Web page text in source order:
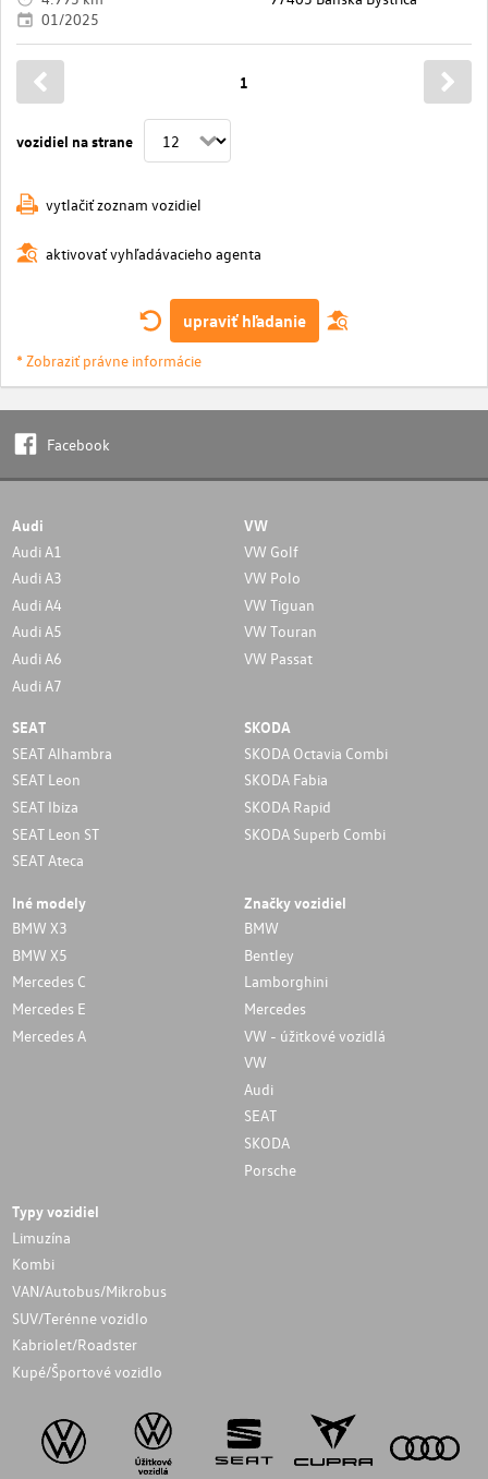
01/2025
vozidiel na strane
1
vytlačiť zoznam vozidiel
aktivovať vyhľadávacieho agenta
upraviť hľadanie
* Zobraziť právne informácie
Facebook
Audi
Audi A1
Audi A3
Audi A4
Audi A5
Audi A6
Audi A7
VW
VW Golf
VW Polo
VW Tiguan
VW Touran
VW Passat
SEAT
SEAT Alhambra
SEAT Leon
SEAT Ibiza
SEAT Leon ST
SEAT Ateca
SKODA
SKODA Octavia Combi
SKODA Fabia
SKODA Rapid
SKODA Superb Combi
Iné modely
BMW X3
BMW X5
Mercedes C
Mercedes E
Mercedes A
Značky vozidiel
BMW
Bentley
Lamborghini
Mercedes
VW - úžitkové vozidlá
VW
Audi
SEAT
SKODA
Porsche
Typy vozidiel
Limuzína
Kombi
VAN/Autobus/Mikrobus
SUV/Terénne vozidlo
Kabriolet/Roadster
Kupé/Športové vozidlo